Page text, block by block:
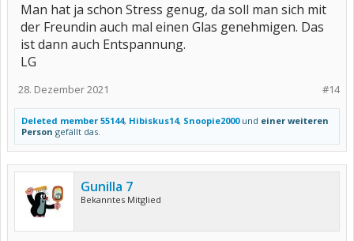
Man hat ja schon Stress genug, da soll man sich mit
der Freundin auch mal einen Glas genehmigen. Das
ist dann auch Entspannung.
LG
#14
28. Dezember 2021
Deleted member 55144, Hibiskus14, Snoopie2000und einer weiteren
Person gefällt das.
Gunilla 7
Bekanntes Mitglied